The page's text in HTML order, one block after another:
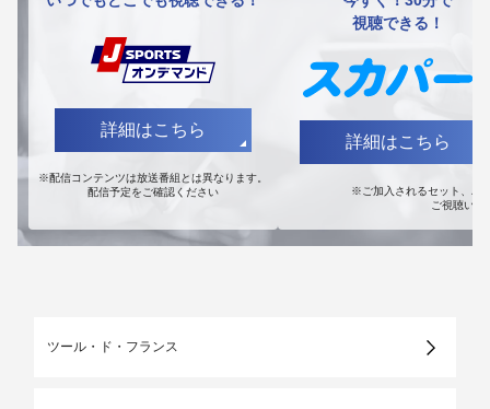
詳細はこちら
※配信コンテンツは放送番組とは異なります。
配信予定をご確認ください
視聴できる！
詳細はこちら
※ご加入されるセット、パ
ご視聴いた
ツール・ド・フランス